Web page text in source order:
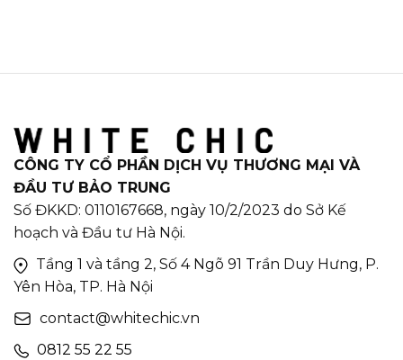
CÔNG TY CỔ PHẦN DỊCH VỤ THƯƠNG MẠI VÀ
ĐẦU TƯ BẢO TRUNG
Số ĐKKD: 0110167668, ngày 10/2/2023 do Sở Kế
hoạch và Đầu tư Hà Nội.
Tầng 1 và tầng 2, Số 4 Ngõ 91 Trần Duy Hưng, P.
Yên Hòa, TP. Hà Nội
contact@whitechic.vn
0812 55 22 55